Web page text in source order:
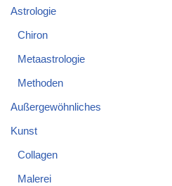
Astrologie
Chiron
Metaastrologie
Methoden
Außergewöhnliches
Kunst
Collagen
Malerei